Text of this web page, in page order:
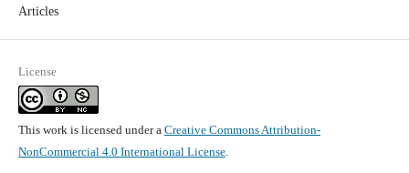
Articles
License
This work is licensed under a Creative Commons Attribution-
NonCommercial 4.0 International License.